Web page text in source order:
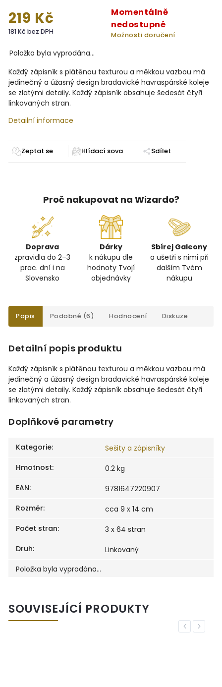
219 Kč
181 Kč bez DPH
Momentálně
nedostupné
Možnosti doručení
Položka byla vyprodána…
Každý zápisník s plátěnou texturou a měkkou vazbou má
jedinečný a úžasný design bradavické havraspárské koleje
se zlatými detaily. Každý zápisník obsahuje šedesát čtyři
linkovaných stran.
Detailní informace
Zeptat se Sdílet
Proč nakupovat na Wizardo?
Doprava
zpravidla do 2–3
prac. dní i na
Slovensko
Dárky
k nákupu dle
hodnoty Tvojí
objednávky
Sbírej Galeony
a ušetři s nimi při
dalším Tvém
nákupu
Popis Podobné (6) Hodnocení Diskuze
Detailní popis produktu
Každý zápisník s plátěnou texturou a měkkou vazbou má
jedinečný a úžasný design bradavické havraspárské koleje
se zlatými detaily. Každý zápisník obsahuje šedesát čtyři
linkovaných stran.
Doplňkové parametry
Kategorie:
Sešity a zápisníky
Hmotnost:
0.2 kg
EAN:
9781647220907
Rozměr:
cca 9 x 14 cm
Počet stran:
3 x 64 stran
Druh:
Linkovaný
Položka byla vyprodána…
SOUVISEJÍCÍ PRODUKTY
Previous
Next